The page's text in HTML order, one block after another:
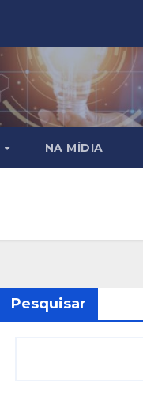
NA MÍDIA
Pesquisar